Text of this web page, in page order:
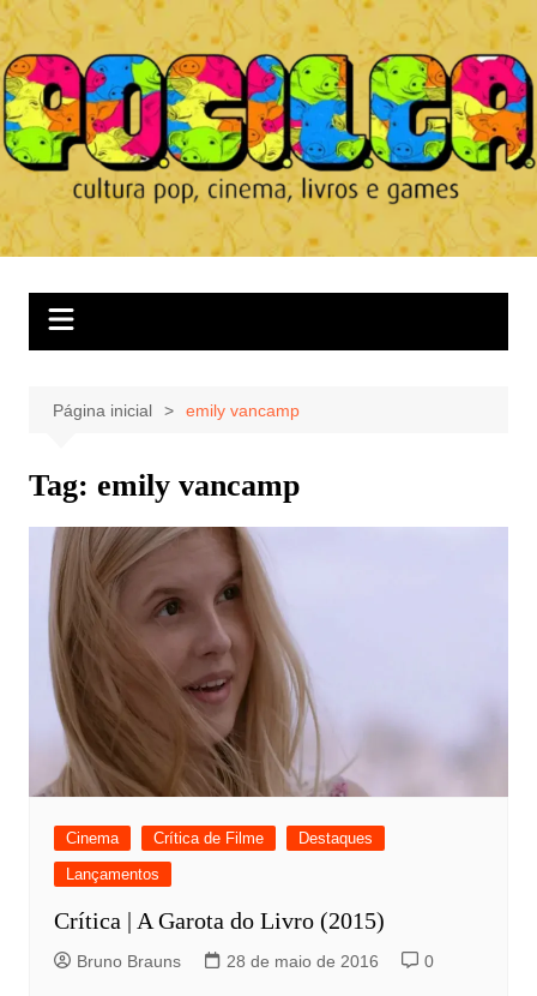
Ir
para
o
conteúdo
Página inicial emily vancamp
Tag: emily vancamp
Cinema Crítica de Filme
Destaques
Lançamentos
Crítica | A Garota do Livro (2015)
Bruno Brauns 28 de maio de 2016 0